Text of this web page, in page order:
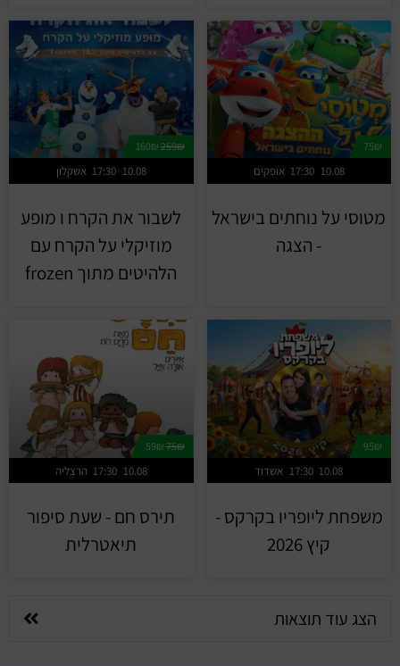
75₪
אופקים 17:30 10.08
מטוסי על נוחתים בישראל
- הצגה
259₪
160₪
אשקלון 17:30 10.08
לשבור את הקרח ו מופע
מוזיקלי על הקרח עם
הלהיטים מתוך frozen
95₪
אשדוד 17:30 10.08
משפחת ליופריו בקרקס -
קיץ 2026
75₪
59₪
הרצליה 17:30 10.08
תירס חם - שעת סיפור
תיאטרלית
הצג עוד תוצאות